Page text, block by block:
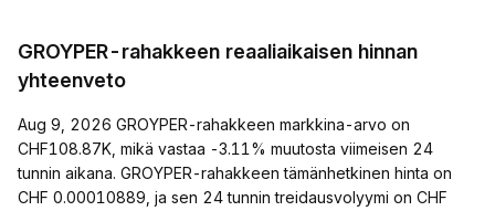
GROYPER-rahakkeen reaaliaikaisen hinnan
yhteenveto
Aug 9, 2026 GROYPER-rahakkeen markkina-arvo on
CHF108.87K, mikä vastaa -3.11% muutosta viimeisen 24
tunnin aikana. GROYPER-rahakkeen tämänhetkinen hinta on
CHF 0.00010889, ja sen 24 tunnin treidausvolyymi on CHF